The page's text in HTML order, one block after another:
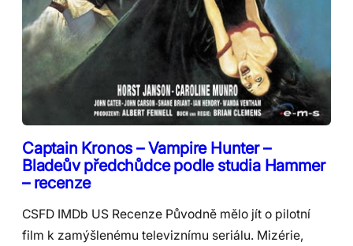
Captain Kronos – Vampire Hunter –
Bladeův předchůdce podle studia Hammer
– recenze
CSFD IMDb US Recenze Původně mělo jít o pilotní
film k zamýšlenému televiznímu seriálu. Mizérie,